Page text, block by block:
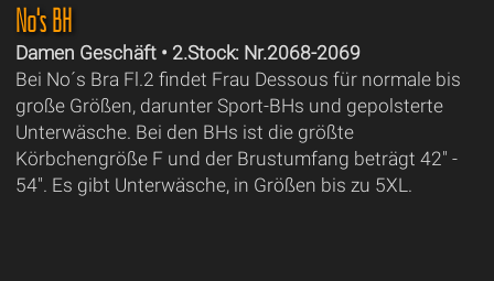
No‘s BH
Damen Geschäft • 2.Stock: Nr.2068-2069
Bei No´s Bra Fl.2 findet Frau Dessous für normale bis
große Größen, darunter Sport-BHs und gepolsterte
Unterwäsche. Bei den BHs ist die größte
Körbchengröße F und der Brustumfang beträgt 42" -
54". Es gibt Unterwäsche, in Größen bis zu 5XL.